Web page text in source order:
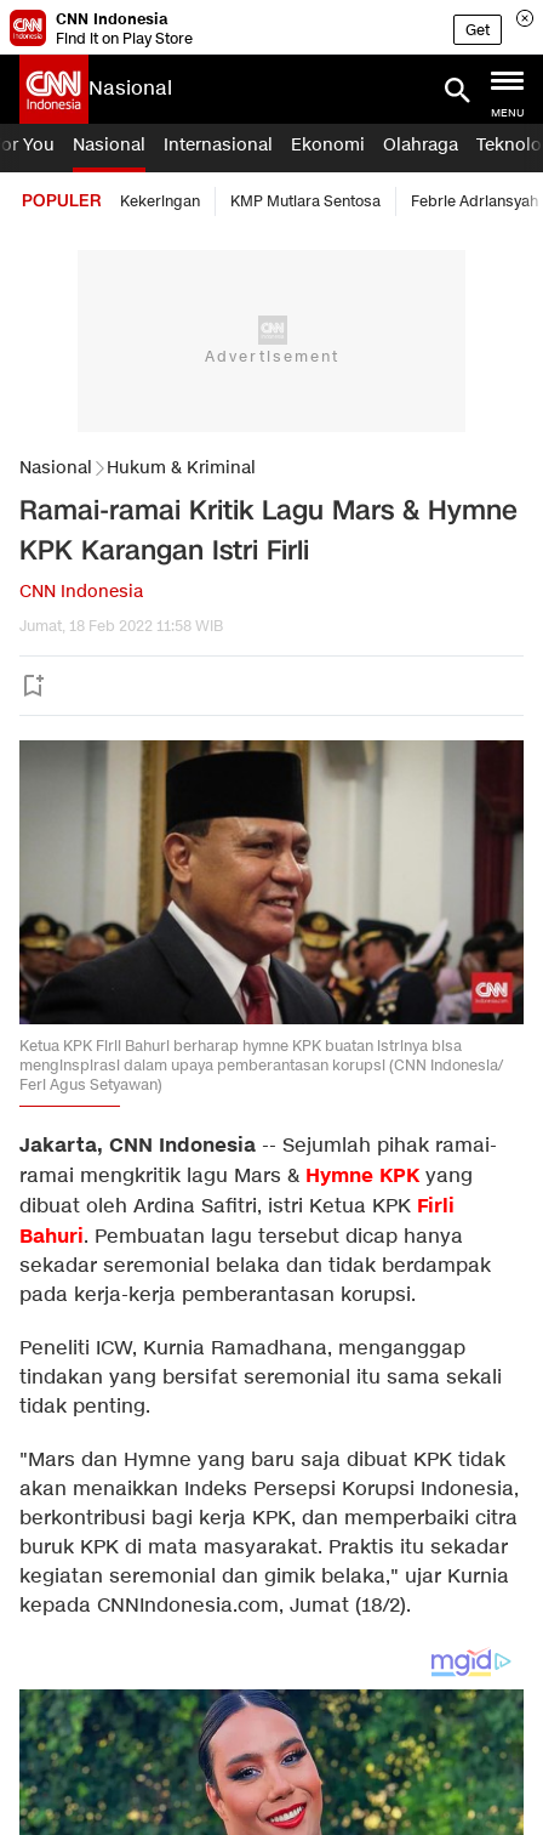
CNN Indonesia
Find it on Play Store
Get
Nasional
MENU
You Nasional Internasional Ekonomi Olahraga
POPULER Kekeringan KMP Mutiara Sentosa Febrie Adriansyah
Nasional Hukum & Kriminal
Ramai-ramai Kritik Lagu Mars & Hymne
KPK Karangan Istri Firli
CNN Indonesia
Jumat, 18 Feb 2022 11:58 WIB
Ketua KPK Firli Bahuri berharap hymne KPK buatan istrinya bisa
menginspirasi dalam upaya pemberantasan korupsi (CNN Indonesia/
Feri Agus Setyawan)
Jakarta, CNN Indonesia -- Sejumlah pihak ramai-
ramai mengkritik lagu Mars & Hymne KPK yang
dibuat oleh Ardina Safitri, istri Ketua KPK Firli
Bahuri. Pembuatan lagu tersebut dicap hanya
sekadar seremonial belaka dan tidak berdampak
pada kerja-kerja pemberantasan korupsi.
Peneliti ICW, Kurnia Ramadhana, menganggap
tindakan yang bersifat seremonial itu sama sekali
tidak penting.
"Mars dan Hymne yang baru saja dibuat KPK tidak
akan menaikkan Indeks Persepsi Korupsi Indonesia,
berkontribusi bagi kerja KPK, dan memperbaiki citra
buruk KPK di mata masyarakat. Praktis itu sekadar
kegiatan seremonial dan gimik belaka," ujar Kurnia
kepada CNNIndonesia.com, Jumat (18/2).